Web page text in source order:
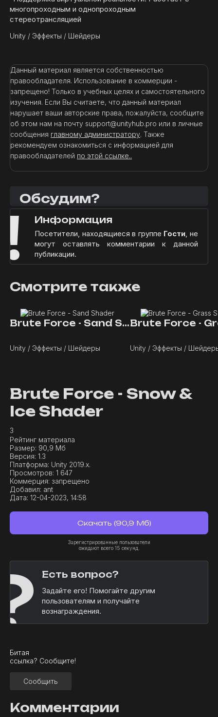
многопроходным и однопроходным
стереотрансляцией
Unity / Эффекты / Шейдеры
Данный материал является собственностью
правообладателя. Использование в коммерции -
запрещено! Только в учебных целях и самостоятельного
изучения. Если Вы считаете, что данный материал
нарушает ваши авторские права, пожалуйста, сообщите
об этом нам на почту support@unityhub.pro или в личные
сообщения главному администратору. Также
рекомендуем ознакомиться с информацией для
правообладателей по этой ссылке..
Обсудим?
! Информация
Посетители, находящиеся в группе Гости, не
могут оставлять комментарии к данной
публикации.
Смотрите также
Brute Force - Sand Shader
Unity / Эффекты / Шейдеры Unity / Эффекты /
Brute Force - Snow &
Ice Shader
3
Рейтинг материала
Размер: 90,9 Мб
Версия: 1.3
Платформа: Unity 2019.x.
Просмотров: 1 647
Коммерция: запрещено
Добавил: ant
Дата: 12-04-2023, 14:58
Скачать (90,9 Мб)
Зарегистрированные пользователи
ожидают всего 15 секунд.
Есть вопрос?
Задайте его! Помогайте другим
пользователям и получайте
вознаграждения.
Битая
ссылка? Сообщите!
Сообщить
Комментарии